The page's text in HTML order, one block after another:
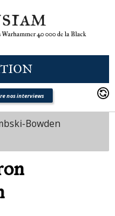
40 000 de la Black
nos interviews
Bowden